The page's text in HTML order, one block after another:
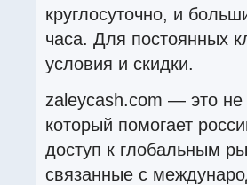
круглосуточно, и
часа. Для постоянных
условия и скидки.
zaleycash.com — это
который помогает
доступ к глобальным
связанные с